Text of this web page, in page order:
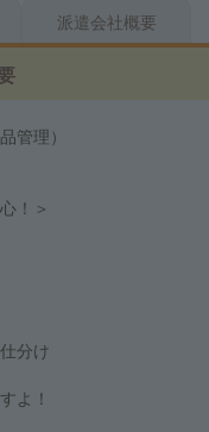
派遣会社概要
管理）
！＞
分け
よ！